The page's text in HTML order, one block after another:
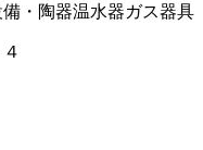
・陶器温水器ガス器具